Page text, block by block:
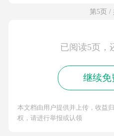
第5页 /
已阅读5页，
继续免
本文档由用户提供并上传，收益
权，请进行举报或认领